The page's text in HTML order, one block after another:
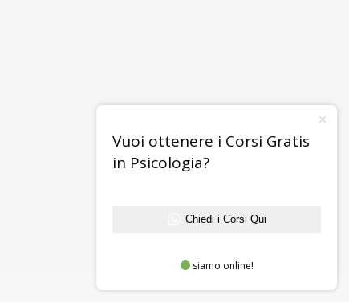
Vuoi ottenere i Corsi Gratis
in Psicologia?
Chiedi i Corsi Qui
siamo online!